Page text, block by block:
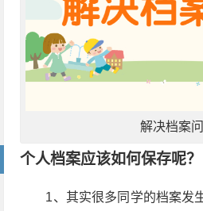
解决档案
个人档案应该如何保存呢？
1、其实很多同学的档案发